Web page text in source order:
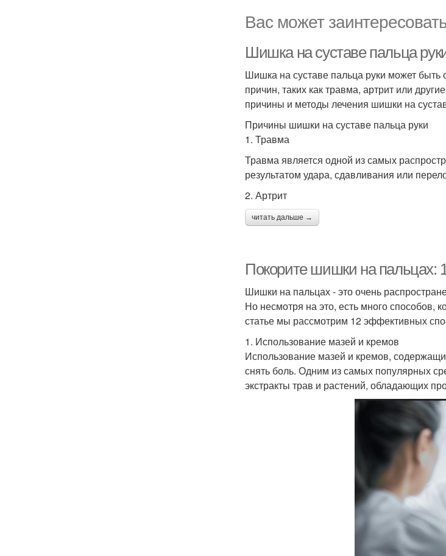
Вас может
Шишка на суставе пальца
Шишка на суставе пальца руки может быть
причин, таких как травма, артрит или
причины и методы лечения шишки на
Причины шишки на суставе пальца руки
1. Травма
Травма является одной из самых
результатом удара, сдавливания или
2. Артрит
читать дальше →
Покорите шишки на пальцах:
Шишки на пальцах - это очень
Но несмотря на это, есть много способов,
статье мы рассмотрим 12 эффективных
1. Использование мазей и кремов
Использование мазей и кремов,
снять боль. Одним из самых популярных
экстракты трав и растений, обладающих